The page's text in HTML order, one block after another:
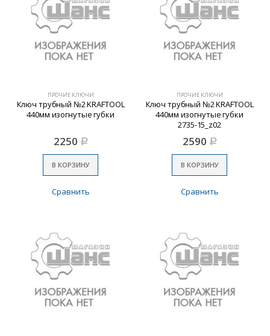
ПРОЧИЕ КЛЮЧИ
Ключ трубный №2 KRAFTOOL
440мм изогнутые губки
2250 Р
В КОРЗИНУ
Сравнить
ПРОЧИЕ КЛЮЧИ
Ключ трубный №2 KRAFTOOL
440мм изогнутые губки
2735-15_z02
2590 Р
В КОРЗИНУ
Сравнить